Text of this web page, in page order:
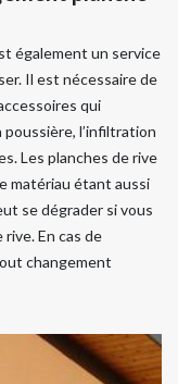
également un service
Il est nécessaire de
qui
l’infiltration
Les planches de rive
matériau étant aussi
se dégrader si vous
En cas de
changement